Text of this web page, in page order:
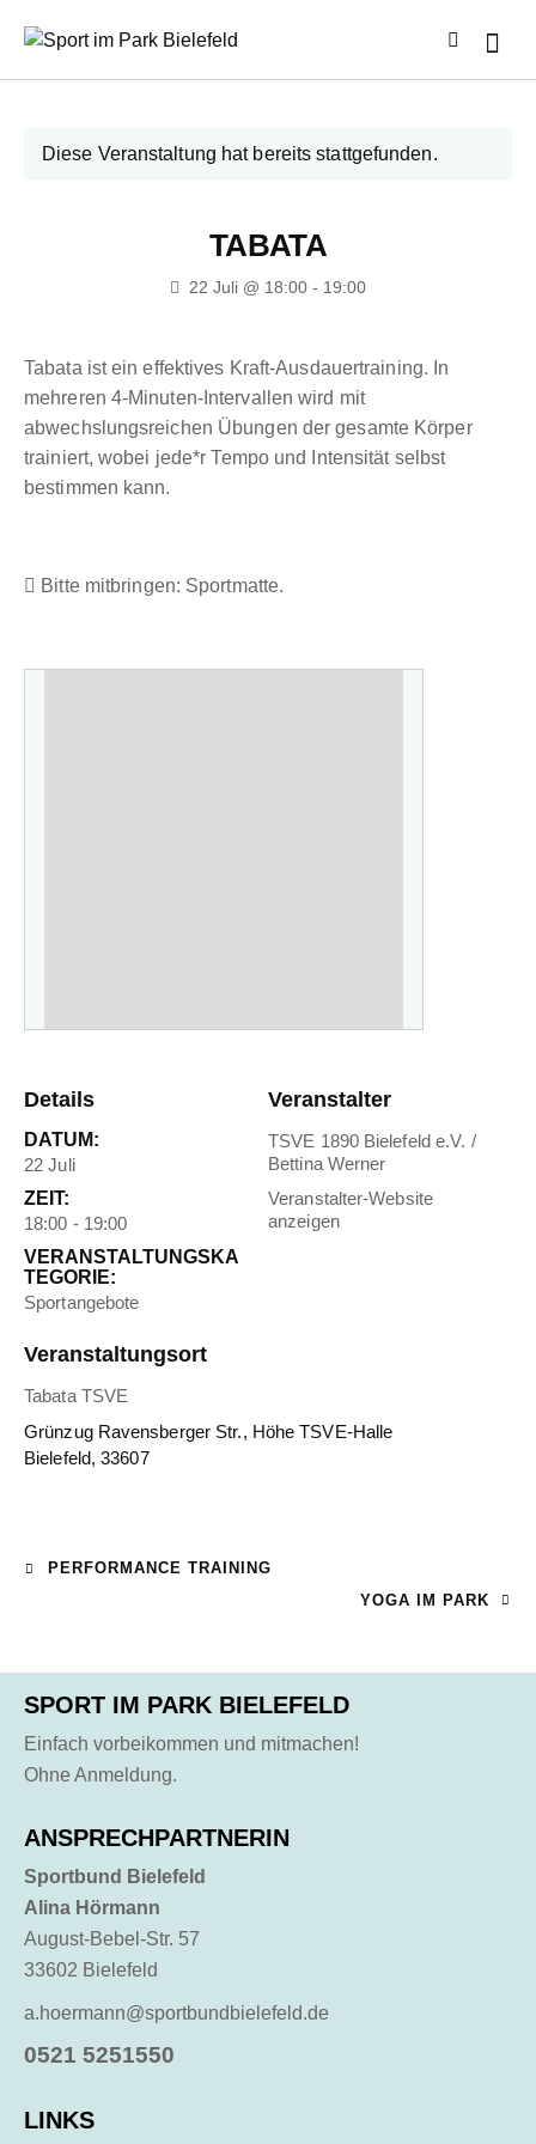
Diese Veranstaltung hat bereits stattgefunden.
TABATA
22 Juli @ 18:00 - 19:00
Tabata ist ein effektives Kraft-Ausdauertraining. In
mehreren 4-Minuten-Intervallen wird mit
abwechslungsreichen Übungen der gesamte Körper
trainiert, wobei jede*r Tempo und Intensität selbst
bestimmen kann.
Bitte mitbringen: Sportmatte.
Details
DATUM:
22 Juli
ZEIT:
18:00 - 19:00
VERANSTALTUNGSKA
TEGORIE:
Sportangebote
Veranstaltungsort
Tabata TSVE
Grünzug Ravensberger Str., Höhe TSVE-Halle
Bielefeld, 33607
Veranstalter
TSVE 1890 Bielefeld e.V. /
Bettina Werner
Veranstalter-Website
anzeigen
PERFORMANCE TRAINING
YOGA IM PARK
SPORT IM PARK BIELEFELD
Einfach vorbeikommen und mitmachen!
Ohne Anmeldung.
ANSPRECHPARTNERIN
Sportbund Bielefeld
Alina Hörmann
August-Bebel-Str. 57
33602 Bielefeld
a.hoermann@sportbundbielefeld.de
0521 5251550
LINKS